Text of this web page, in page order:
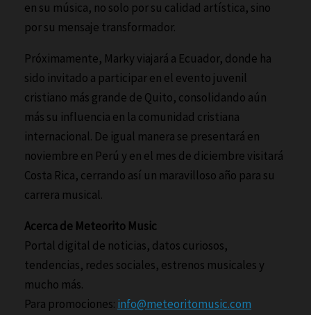
en su música, no solo por su calidad artística, sino
por su mensaje transformador.
Próximamente, Marky viajará a Ecuador, donde ha
sido invitado a participar en el evento juvenil
cristiano más grande de Quito, consolidando aún
más su influencia en la comunidad cristiana
internacional. De igual manera se presentará en
noviembre en Perú y en el mes de diciembre visitará
Costa Rica, cerrando así un maravilloso año para su
carrera musical.
Acerca de Meteorito Music
Portal digital de noticias, datos curiosos,
tendencias, redes sociales, estrenos musicales y
mucho más.
Para promociones: info@meteoritomusic.com